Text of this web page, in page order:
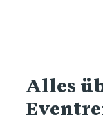
Alles